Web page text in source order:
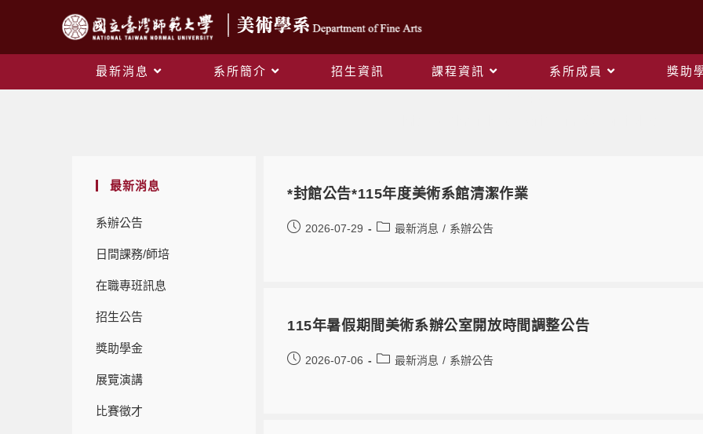
最新消息 系所簡介 招生資訊 課程資訊 系所成員 獎助
最新消息
系辦公告
日間課務/師培
在職專班訊息
招生公告
獎助學金
展覽演講
比賽徵才
*封館公告*115年度美術系館清潔作業
2026-07-29 最新消息 / 系辦公告
115年暑假期間美術系辦公室開放時間調整公告
2026-07-06 最新消息 / 系辦公告